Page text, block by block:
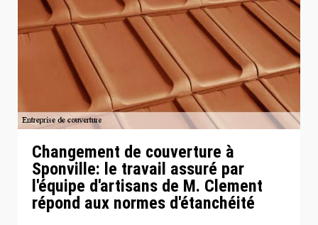
Changement de couverture à
Sponville: le travail assuré par
l'équipe d'artisans de M. Clement
répond aux normes d'étanchéité